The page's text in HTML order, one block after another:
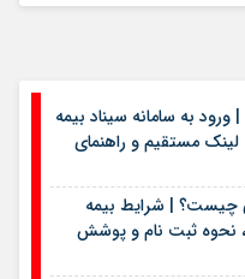
بیمه معلم سیناد ۱۴۰۵ | ورود به سامانه سیناد بیمه
مستقیم و راهنمای
چیست؟ | شرایط بیمه
درمانی، نحوه ثبت نام و پوشش